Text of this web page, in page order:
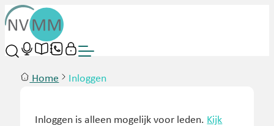
Home Inloggen
Inloggen is alleen mogelijk voor leden. Kijk